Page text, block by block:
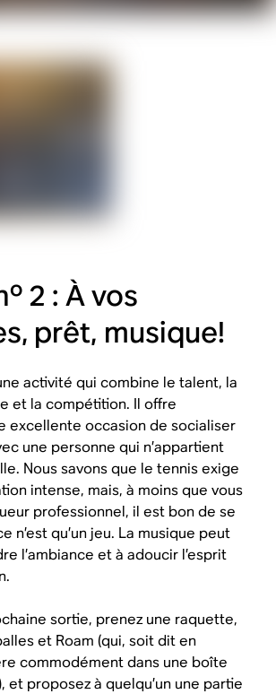
2 : À vos
prêt, musique!
activité qui combine le talent, la
et la compétition. Il offre
excellente occasion de socialiser
une personne qui n’appartient
Nous savons que le tennis exige
intense, mais, à moins que vous
professionnel, il est bon de se
n’est qu’un jeu. La musique peut
l’ambiance et à adoucir l’esprit
sortie, prenez une raquette,
et Roam (qui, soit dit en
commodément dans une boîte
et proposez à quelqu’un une partie